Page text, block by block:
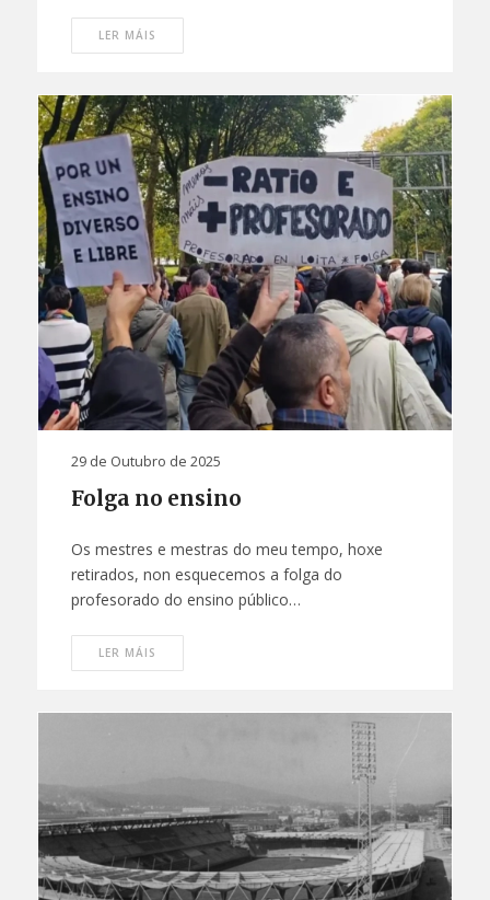
LER MÁIS
Folga no ensino
29 de Outubro de 2025
Os mestres e mestras do meu tempo, hoxe
retirados, non esquecemos a folga do
profesorado do ensino público…
LER MÁIS